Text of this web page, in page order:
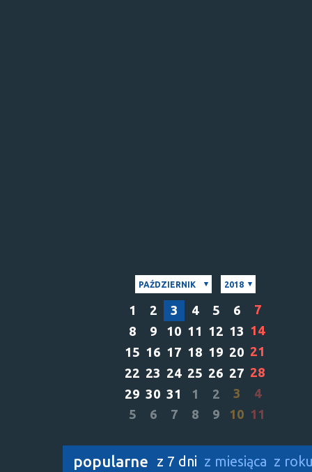
PAŹDZIERNIK 2018
1 2 3 4 5 6
7
8
9 10 11 12 13 14
15 16 17 18 19 20 21
22 23 24 25 26 27 28
29 30 31 1 2 3
4
5
6 7 8 9 10 11
popularne z 7 dni z miesiąca z